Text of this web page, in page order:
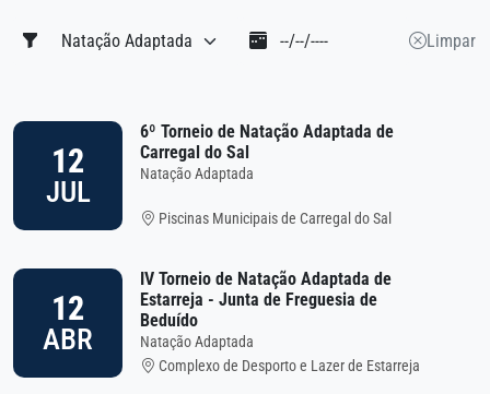
Limpar
12
JUL
6º Torneio de Natação Adaptada de
Carregal do Sal
Natação Adaptada
Piscinas Municipais de Carregal do Sal
12
ABR
IV Torneio de Natação Adaptada de
Estarreja - Junta de Freguesia de
Beduído
Natação Adaptada
Complexo de Desporto e Lazer de Estarreja